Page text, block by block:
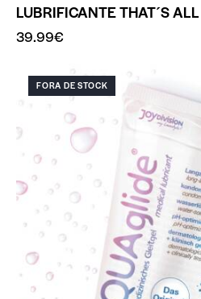
LUBRIFICANTE THAT´S
39.99€
FORA DE STOCK